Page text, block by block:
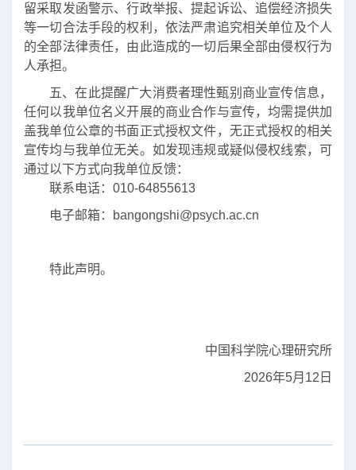
留采取发函警示、行政举报、提起诉讼、追偿经济损失
等一切合法手段的权利，依法严肃追究相关单位及个人
的全部法律责任，由此造成的一切后果全部由侵权行为
人承担。
五、在此提醒广大消费者理性甄别商业宣传信息，
任何以我单位名义开展的商业合作与宣传，均需提供加
盖我单位公章的书面正式授权文件，无正式授权的相关
宣传均与我单位无关。如发现违规或疑似侵权线索，可
通过以下方式向我单位反馈：
联系电话： 010-64855613
电子邮箱：
bangongshi@psych.ac.cn
特此声明。
中国科学院心理研究所
2026年5月12日